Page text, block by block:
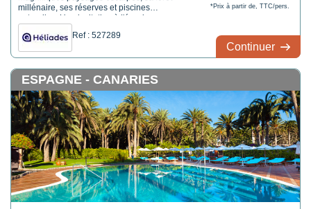
millénaire, ses réserves et piscines
naturelles. Une invitation à l'évasion pour
Ref : 527289
*Prix à partir de, TTC/pers.
Continuer
ESPAGNE - CANARIES